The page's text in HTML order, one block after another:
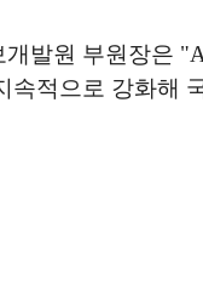
개발원 부원장은
속적으로 강화해